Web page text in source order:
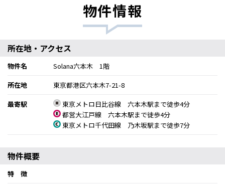
物件情報
所在地・アクセス
物件名
Solana六本木 1階
所在地
東京都港区六本木7-21-8
最寄駅
東京メトロ日比谷線 六本木駅まで徒歩4分
都営大江戸線 六本木駅まで徒歩4分
東京メトロ千代田線 乃木坂駅まで徒歩7分
物件概要
特 徴